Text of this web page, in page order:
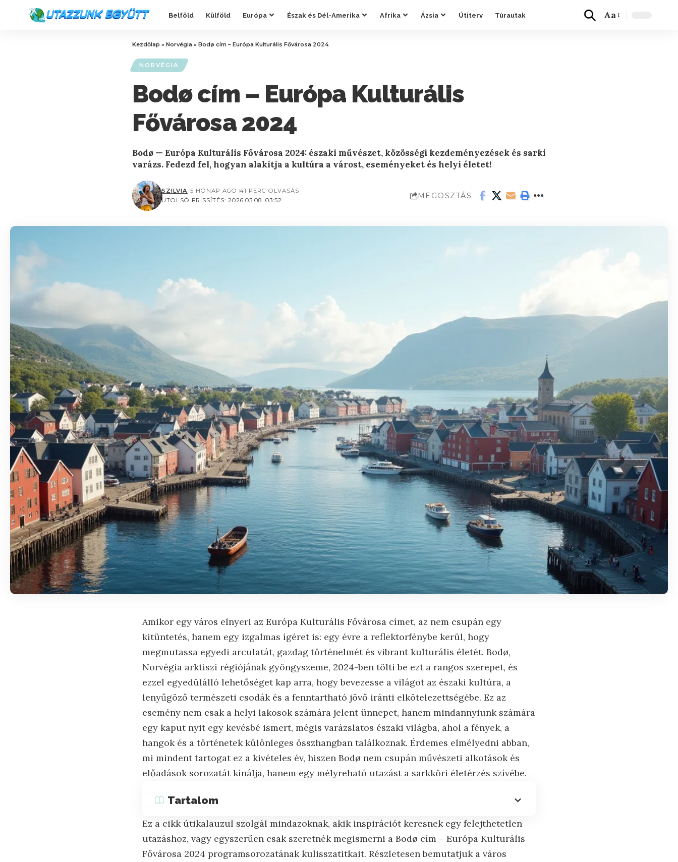
Belföld Külföld Európa Észak és Dél-Amerika Afrika Ázsia Útiterv Túrautak Aa
Kezdőlap » Norvégia » Bodø cím – Európa Kulturális Fővárosa 2024
NORVÉGIA
Bodø cím – Európa Kulturális
Fővárosa 2024
Bodø — Európa Kulturális Fővárosa 2024: északi művészet, közösségi kezdeményezések és sarki
varázs. Fedezd fel, hogyan alakítja a kultúra a várost, eseményeket és helyi életet!
UTOLSÓ FRISSÍTÉS: 2026.03.08. 03:52
SZILVIA 5 HÓNAP AGO 41 PERC OLVASÁS
MEGOSZTÁS
Amikor egy város elnyeri az Európa Kulturális Fővárosa címet, az nem csupán egy
kitüntetés, hanem egy izgalmas ígéret is: egy évre a reflektorfénybe kerül, hogy
megmutassa egyedi arculatát, gazdag történelmét és vibrant kulturális életét. Bodø,
Norvégia arktiszi régiójának gyöngyszeme, 2024-ben tölti be ezt a rangos szerepet, és
ezzel egyedülálló lehetőséget kap arra, hogy bevezesse a világot az északi kultúra, a
lenyűgöző természeti csodák és a fenntartható jövő iránti elkötelezettségébe. Ez az
esemény nem csak a helyi lakosok számára jelent ünnepet, hanem mindannyiunk számára
egy kaput nyit egy kevésbé ismert, mégis varázslatos északi világba, ahol a fények, a
hangok és a történetek különleges összhangban találkoznak. Érdemes elmélyedni abban,
mi mindent tartogat ez a kivételes év, hiszen Bodø nem csupán művészeti alkotások és
előadások sorozatát kínálja, hanem egy mélyreható utazást a sarkköri életérzés szívébe.
Tartalom
Ez a cikk útikalauzul szolgál mindazoknak, akik inspirációt keresnek egy felejthetetlen
utazáshoz, vagy egyszerűen csak szeretnék megismerni a Bodø cím – Európa Kulturális
Fővárosa 2024 programsorozatának kulisszatitkait. Részletesen bemutatjuk a város